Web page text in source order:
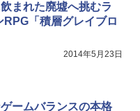
まれた廃墟へ挑むラ
RPG「積層グレイブロ
2014年5月23日
ームバランスの本格